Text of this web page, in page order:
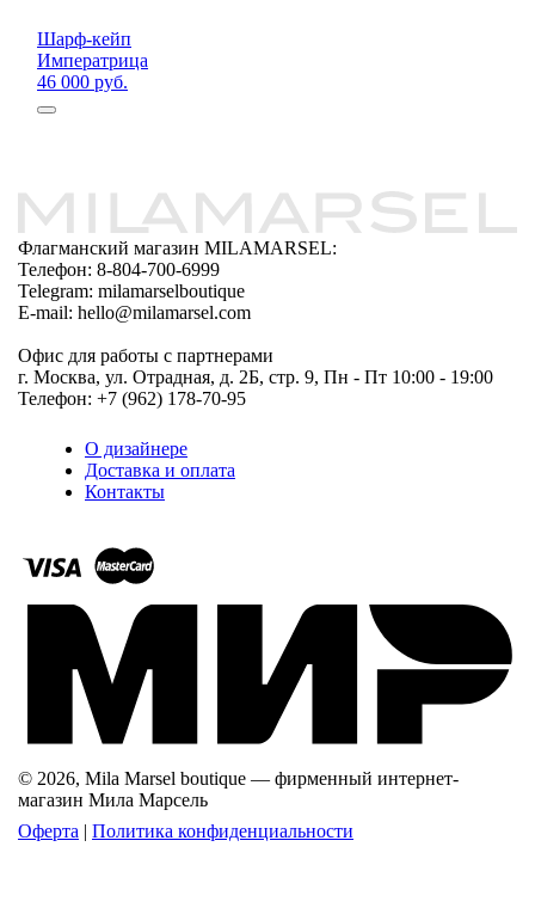
Шарф-кейп
Императрица
46 000 руб.
Флагманский магазин MILAMARSEL:
Телефон: 8-804-700-6999
Telegram: milamarselboutique
E-mail: hello@milamarsel.com
Офис для работы с партнерами
г. Москва, ул. Отрадная, д. 2Б, стр. 9, Пн - Пт 10:00 - 19:00
Телефон: +7 (962) 178-70-95
О дизайнере
Доставка и оплата
Контакты
© 2026, Mila Marsel boutique — фирменный интернет-
магазин Мила Марсель
Оферта | Политика конфиденциальности